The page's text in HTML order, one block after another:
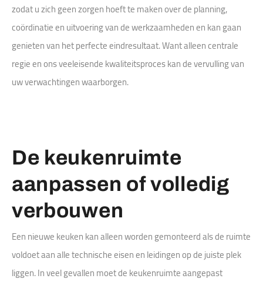
zodat u zich geen zorgen hoeft te maken over de planning,
coördinatie en uitvoering van de werkzaamheden en kan gaan
genieten van het perfecte eindresultaat. Want alleen centrale
regie en ons veeleisende kwaliteitsproces kan de vervulling van
uw verwachtingen waarborgen.
De keukenruimte
aanpassen of volledig
verbouwen
Een nieuwe keuken kan alleen worden gemonteerd als de ruimte
voldoet aan alle technische eisen en leidingen op de juiste plek
liggen. In veel gevallen moet de keukenruimte aangepast